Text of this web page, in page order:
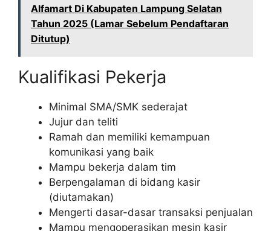
Alfamart Di Kabupaten Lampung Selatan
Tahun 2025 (Lamar Sebelum Pendaftaran
Ditutup)
Kualifikasi Pekerja
Minimal SMA/SMK sederajat
Jujur dan teliti
Ramah dan memiliki kemampuan
komunikasi yang baik
Mampu bekerja dalam tim
Berpengalaman di bidang kasir
(diutamakan)
Mengerti dasar-dasar transaksi penjualan
Mampu mengoperasikan mesin kasir